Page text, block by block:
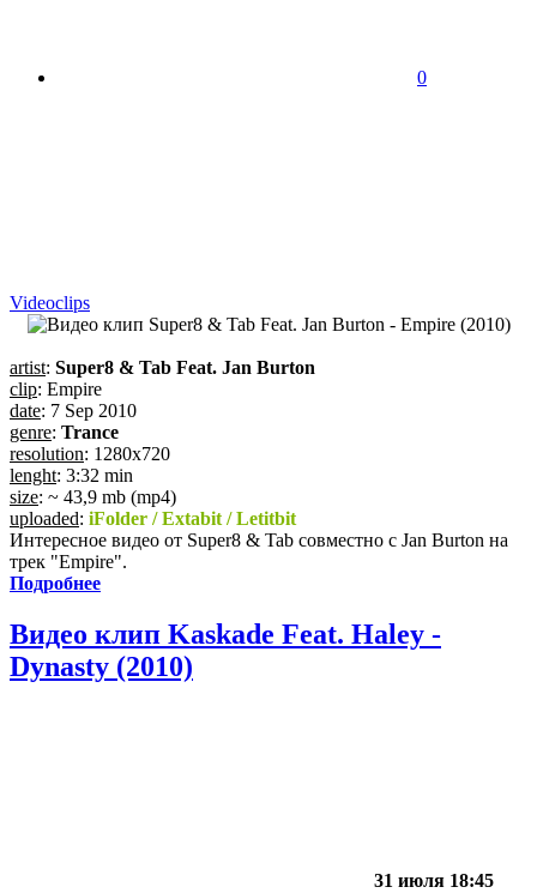
0
Videoсlips
artist: Super8 & Tab Feat. Jan Burton
clip: Empire
date: 7 Sep 2010
genre: Trance
resolution: 1280x720
lenght: 3:32 min
size: ~ 43,9 mb (mp4)
uploaded: iFolder / Extabit / Letitbit
Интересное видео от Super8 & Tab совместно с Jan Burton на
трек "Empire".
Подробнее
Видео клип Kaskade Feat. Haley -
Dynasty (2010)
31 июля 18:45